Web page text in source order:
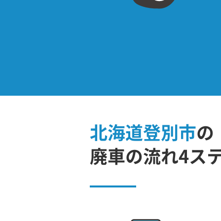
北海道登別市の
廃車の流れ4ス